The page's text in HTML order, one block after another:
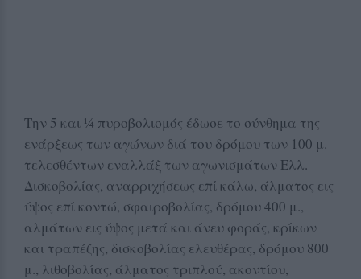
Την 5 και ¼ πυροβολισμός έδωσε το σύνθημα της
ενάρξεως των αγώνων διά του δρόμου των 100 μ.
τελεσθέντων εναλλάξ των αγωνισμάτων Ελλ.
Δισκοβολίας, αναρριχήσεως επί κάλω, άλματος εις
ύψος επί κοντώ, σφαιροβολίας, δρόμου 400 μ.,
αλμάτων εις ύψος μετά και άνευ φοράς, κρίκων
και τραπέζης, δισκοβολίας ελευθέρας, δρόμου 800
μ., λιθοβολίας, άλματος τριπλού, ακοντίου,